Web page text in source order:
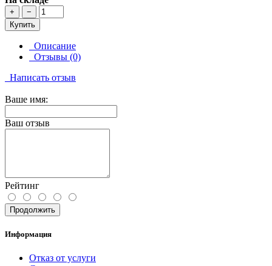
+
−
Купить
Описание
Отзывы (0)
Написать отзыв
Ваше имя:
Ваш отзыв
Рейтинг
Продолжить
Информация
Отказ от услуги